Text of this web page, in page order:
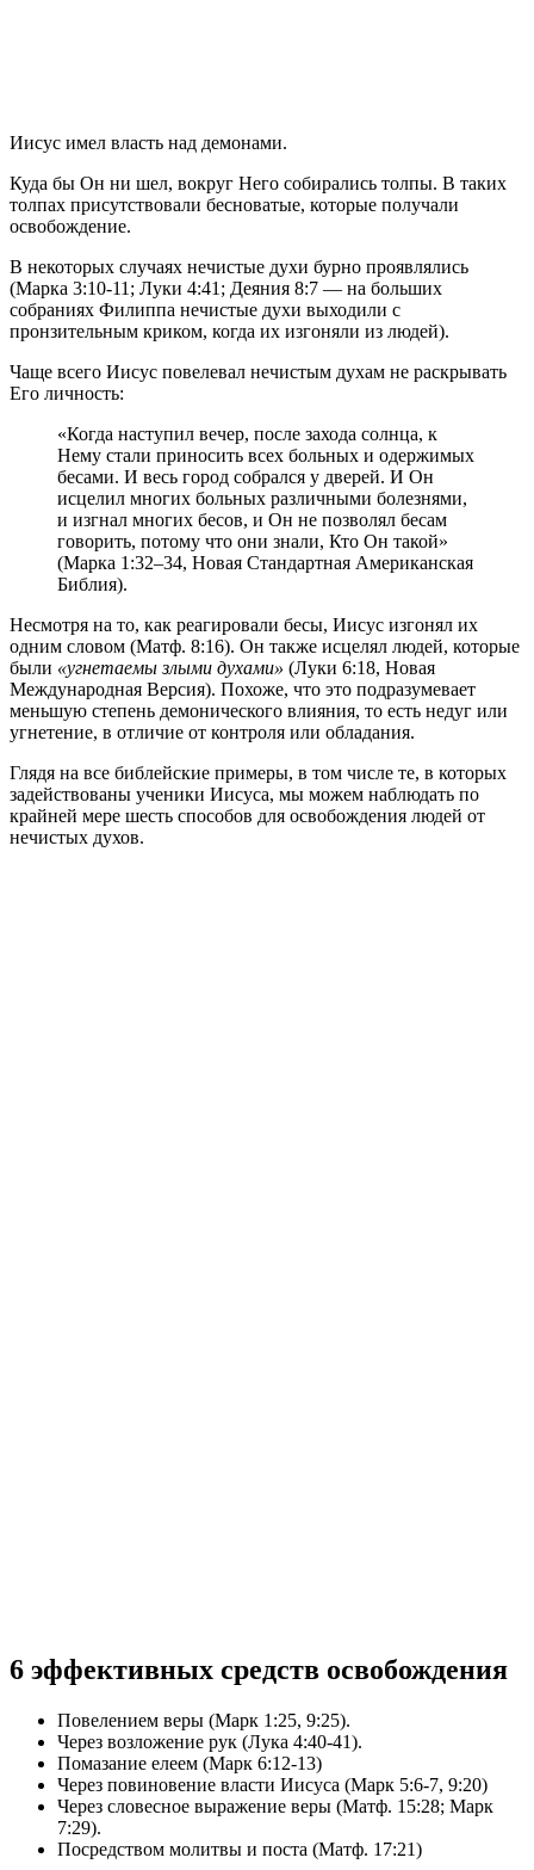
Иисус имел власть над демонами.
Куда бы Он ни шел, вокруг Него собирались толпы. В таких
толпах присутствовали бесноватые, которые получали
освобождение.
В некоторых случаях нечистые духи бурно проявлялись
(Марка 3:10-11; Луки 4:41; Деяния 8:7 — на больших
собраниях Филиппа нечистые духи выходили с
пронзительным криком, когда их изгоняли из людей).
Чаще всего Иисус повелевал нечистым духам не раскрывать
Его личность:
«Когда наступил вечер, после захода солнца, к
Нему стали приносить всех больных и одержимых
бесами. И весь город собрался у дверей. И Он
исцелил многих больных различными болезнями,
и изгнал многих бесов, и Он не позволял бесам
говорить, потому что они знали, Кто Он такой»
(Марка 1:32–34, Новая Стандартная Американская
Библия).
Несмотря на то, как реагировали бесы, Иисус изгонял их
одним словом (Матф. 8:16). Он также исцелял людей, которые
были «угнетаемы злыми духами» (Луки 6:18, Новая
Международная Версия). Похоже, что это подразумевает
меньшую степень демонического влияния, то есть недуг или
угнетение, в отличие от контроля или обладания.
Глядя на все библейские примеры, в том числе те, в которых
задействованы ученики Иисуса, мы можем наблюдать по
крайней мере шесть способов для освобождения людей от
нечистых духов.
6 эффективных средств освобождения
Повелением веры (Марк 1:25, 9:25).
Через возложение рук (Лука 4:40-41).
Помазание елеем (Марк 6:12-13)
Через повиновение власти Иисуса (Марк 5:6-7, 9:20)
Через словесное выражение веры (Матф. 15:28; Марк
7:29).
Посредством молитвы и поста (Матф. 17:21)